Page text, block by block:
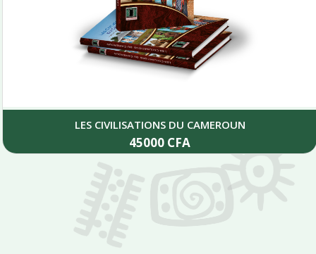
LES CIVILISATIONS DU CAMEROUN
45000 CFA